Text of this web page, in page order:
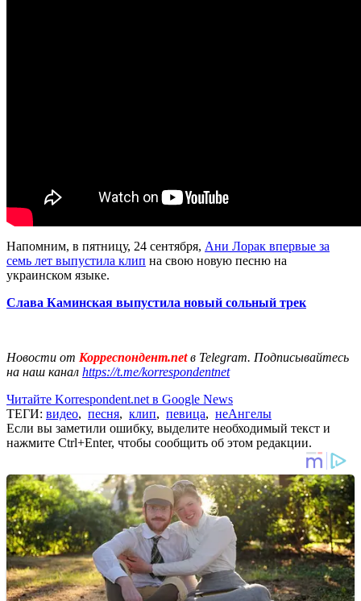
Напомним, в пятницу, 24 сентября, Ани Лорак впервые за
семь лет выпустила клип на свою новую песню на
украинском языке.
Слава Каминская выпустила новый сольный трек
Новости от Корреспондент.netв Telegram. Подписывайтесь
на наш канал https://t.me/korrespondentnet
Читайте Korrespondent.net в Google News
ТЕГИ: видео, песня, клип, певица, неАнгелы
Если вы заметили ошибку, выделите необходимый текст и
нажмите Ctrl+Enter, чтобы сообщить об этом редакции.